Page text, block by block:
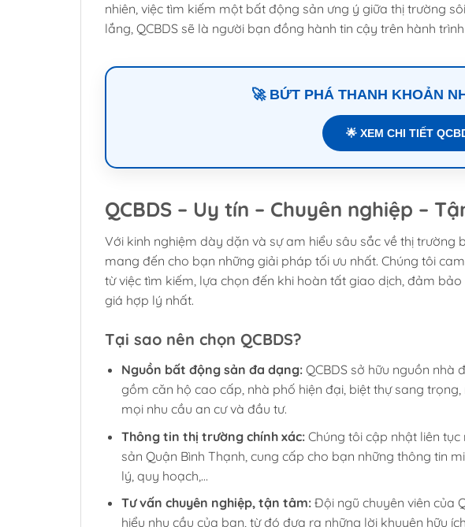
nhiên, việc tìm kiếm một bất động sản ưng ý giữa thị trường
lắng, QCBDS sẽ là người bạn đồng hành tin cậy trên hành
🚀 BỨT PHÁ THANH KHOẢN
🌟 XEM CHI TIẾT
QCBDS – Uy tín – Chuyên nghiệp –
Với kinh nghiệm dày dặn và sự am hiểu sâu sắc về thị trường
mang đến cho bạn những giải pháp tối ưu nhất. Chúng tôi
từ việc tìm kiếm, lựa chọn đến khi hoàn tất giao dịch, đảm
giá hợp lý nhất.
Tại sao nên chọn QCBDS?
Nguồn bất động sản đa dạng:QCBDS sở hữu nguồn nhà
gồm căn hộ cao cấp, nhà phố hiện đại, biệt thự sang
mọi nhu cầu an cư và đầu tư.
Thông tin thị trường chính xác:Chúng tôi cập nhật liên
sản Quận Bình Thạnh, cung cấp cho bạn những thông tin
lý, quy hoạch,…
Tư vấn chuyên nghiệp, tận tâm:Đội ngũ chuyên viên của
hiểu nhu cầu của bạn, từ đó đưa ra những lời khuyên hữu